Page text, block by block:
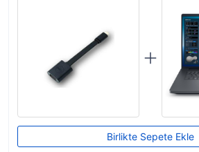
Birlikte Sepete Ekle